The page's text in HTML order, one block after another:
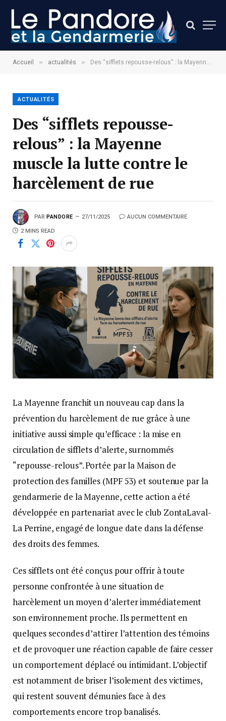
Accueil » actualités » Des “sifflets repousse-relous” : la Mayenne muscle la lutte contre le harcèlement de rue
ACTUALITÉS
Des “sifflets repousse-
relous” : la Mayenne
muscle la lutte contre le
harcèlement de rue
PAR PANDORE 27/11/2025 AUCUN COMMENTAIRE
2 MINS READ
La Mayenne franchit un nouveau cap dans la
prévention du harcèlement de rue grâce à une
initiative aussi simple qu’efficace : la mise en
circulation de sifflets d’alerte, surnommés
“repousse-relous”. Portée par la Maison de
protection des familles (MPF 53) et soutenue par la
gendarmerie de la Mayenne, cette action a été
développée en partenariat avec le club ZontaLaval-
La Perrine, engagé de longue date dans la défense
des droits des femmes.
Ces sifflets ont été conçus pour offrir à toute
personne confrontée à une situation de
harcèlement un moyen d’alerter immédiatement
son environnement proche. Ils permettent en
quelques secondes d’attirer l’attention des témoins
et de provoquer une réaction capable de faire cesser
un comportement déplacé ou intimidant. L’objectif
est notamment de briser l’isolement des victimes,
qui restent souvent démunies face à des
comportements encore trop banalisés.